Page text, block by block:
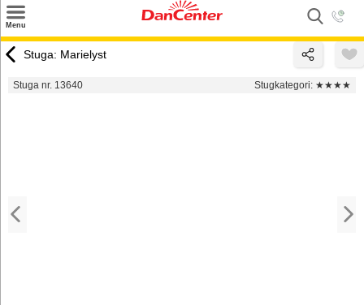
Menu
Tilbud
Stuga: Marielyst
Stuga nr. 13640 Stugkategori: ★★★★